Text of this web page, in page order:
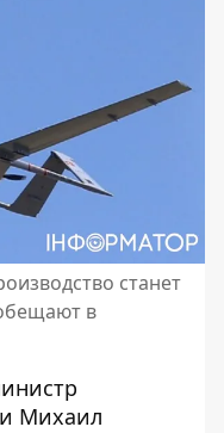
станет
в
Михаил